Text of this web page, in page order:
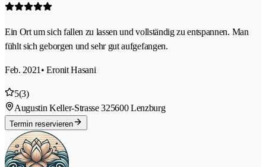
Ein Ort um sich fallen zu lassen und vollständig zu entspannen. Man
fühlt sich geborgen und sehr gut aufgefangen.
Feb. 2021 • Eronit Hasani
5(3)
Augustin Keller-Strasse 325600 Lenzburg
Termin reservieren